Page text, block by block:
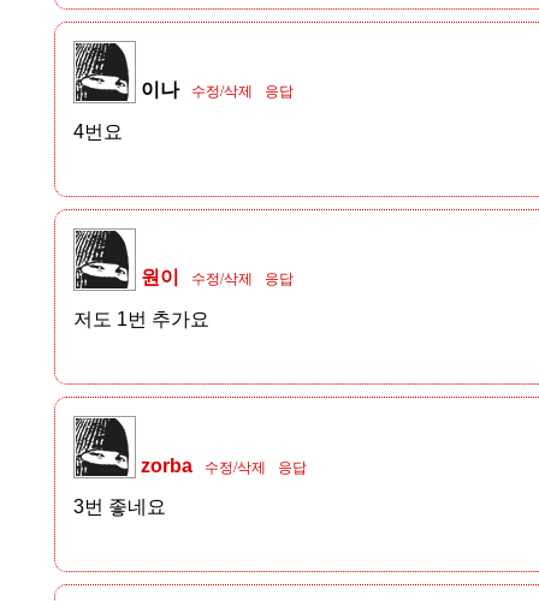
이나 수정/삭제 응답
4번요
원이 수정/삭제 응답
저도 1번 추가요
zorba 수정/삭제 응답
3번 좋네요